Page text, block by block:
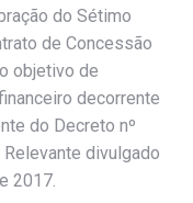
do Sétimo
de Concessão
objetivo de
decorrente
do Decreto nº
divulgado
2017.